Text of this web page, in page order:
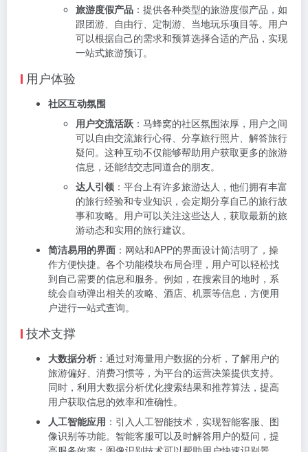
旅游度假产品 ：提供各种类型的旅游度假产品，如
跟团游、自由行、定制游、当地玩乐项目等。用户
可以根据自己的需求和预算选择合适的产品，实现
一站式旅游预订。
用户体验
社区互动氛围
用户交流活跃 ：马蜂窝的社区氛围浓厚，用户之间
可以自由交流旅行心得、分享旅行照片、解答旅行
疑问。这种互动不仅能够帮助用户获取更多的旅游
信息，还能结交志同道合的朋友。
达人引领 ：平台上有许多旅游达人，他们拥有丰富
的旅行经验和专业知识，会定期分享自己的旅行故
事和攻略。用户可以关注这些达人，获取最新的旅
游动态和实用的旅行建议。
简洁易用的界面 ：网站和APP的界面设计简洁明了，操
作方便快捷。各个功能模块布局合理，用户可以轻松找
到自己需要的信息和服务。例如，在搜索目的地时，系
统会自动弹出相关的攻略、酒店、机票等信息，方便用
户进行一站式查询。
技术支撑
大数据分析 ：通过对海量用户数据的分析，了解用户的
旅游偏好、消费习惯等，为平台的运营决策提供支持。
同时，利用大数据分析优化搜索结果和推荐算法，提高
用户获取信息的效率和准确性。
人工智能应用 ：引入人工智能技术，实现智能客服、图
像识别等功能。智能客服可以及时解答用户的疑问，提